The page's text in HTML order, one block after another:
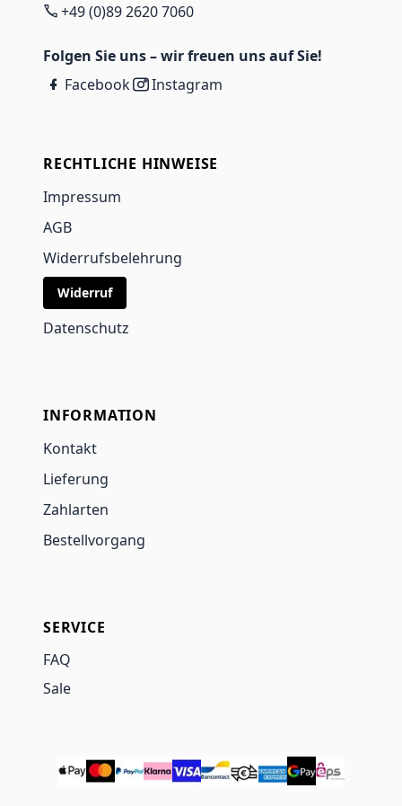
+49 (0)89 2620 7060
Folgen Sie uns – wir freuen uns auf Sie!
Facebook
Instagram
RECHTLICHE HINWEISE
Impressum
AGB
Widerrufsbelehrung
Widerruf
Datenschutz
INFORMATION
Kontakt
Lieferung
Zahlarten
Bestellvorgang
SERVICE
FAQ
Sale